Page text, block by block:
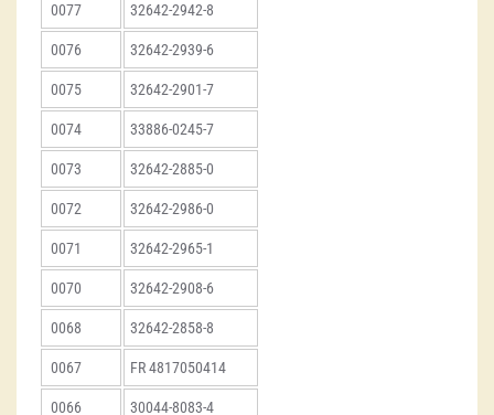
0077 32642-2942-8
0076 32642-2939-6
0075 32642-2901-7
0074 33886-0245-7
0073 32642-2885-0
0072 32642-2986-0
0071 32642-2965-1
0070 32642-2908-6
0068 32642-2858-8
0067 FR 4817050414
0066 30044-8083-4